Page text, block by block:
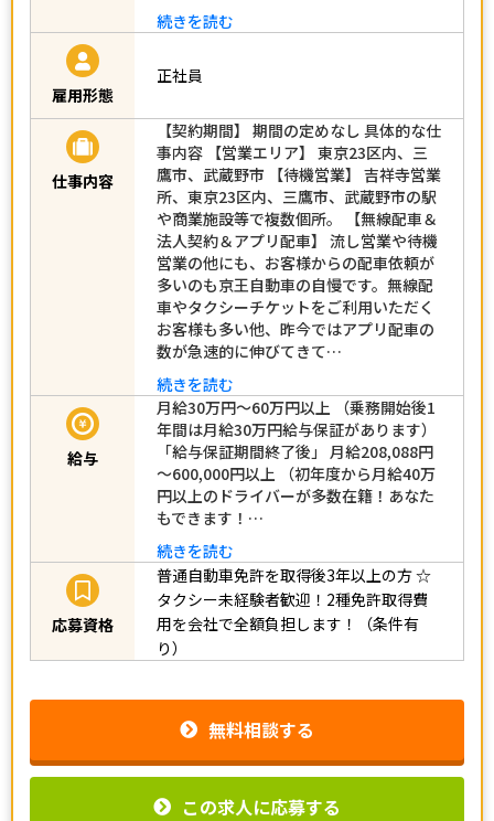
続きを読む
雇用形態
正社員
仕事内容
【契約期間】 期間の定めなし 具体的な仕
事内容 【営業エリア】 東京23区内、三
鷹市、武蔵野市 【待機営業】 吉祥寺営業
所、東京23区内、三鷹市、武蔵野市の駅
や商業施設等で複数個所。 【無線配車＆
法人契約＆アプリ配車】 流し営業や待機
営業の他にも、お客様からの配車依頼が
多いのも京王自動車の自慢です。無線配
車やタクシーチケットをご利用いただく
お客様も多い他、昨今ではアプリ配車の
数が急速的に伸びてきて…
続きを読む
給与
月給30万円～60万円以上 （乗務開始後1
年間は月給30万円給与保証があります）
「給与保証期間終了後」 月給208,088円
～600,000円以上 （初年度から月給40万
円以上のドライバーが多数在籍！あなた
もできます！…
続きを読む
応募資格
普通自動車免許を取得後3年以上の方☆
タクシー未経験者歓迎！2種免許取得費
用を会社で全額負担します！（条件有
り）
無料相談する
この求人に応募する